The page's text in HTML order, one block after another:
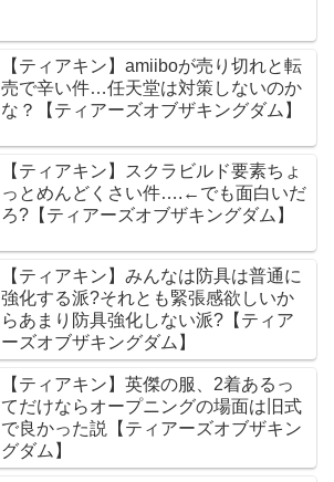
【ティアキン】amiiboが売り切れと転
売で辛い件…任天堂は対策しないのか
な？【ティアーズオブザキングダム】
【ティアキン】スクラビルド要素ちょ
っとめんどくさい件….←でも面白いだ
ろ?【ティアーズオブザキングダム】
【ティアキン】みんなは防具は普通に
強化する派?それとも緊張感欲しいか
らあまり防具強化しない派?【ティア
ーズオブザキングダム】
【ティアキン】英傑の服、2着あるっ
てだけならオープニングの場面は旧式
で良かった説【ティアーズオブザキン
グダム】